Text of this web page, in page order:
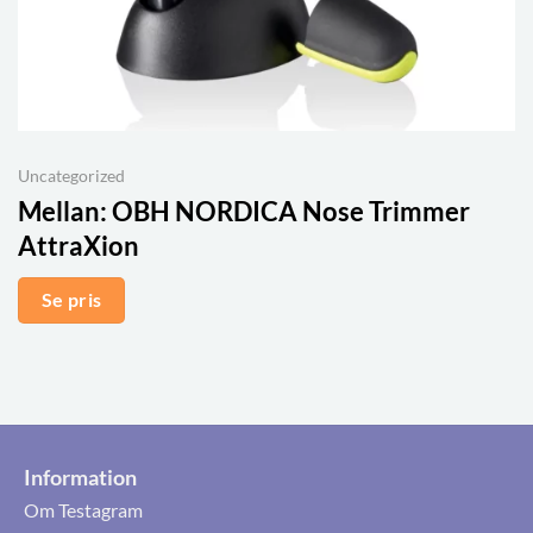
Uncategorized
Mellan:OBH NORDICA Nose Trimmer
AttraXion
Se pris
Information
Om Testagram